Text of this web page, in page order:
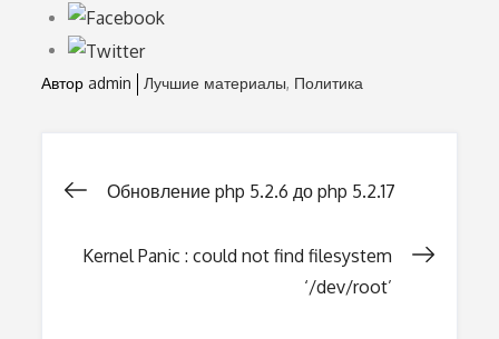
Авторadmin Лучшие материалы Политика
Навигация
по
Обновление php 5.2.6 до php 5.2.17
Kernel Panic : could not find filesystem
‘/dev/root’